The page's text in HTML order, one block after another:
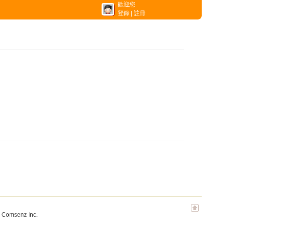
歡迎您
登錄
註冊
Comsenz Inc.